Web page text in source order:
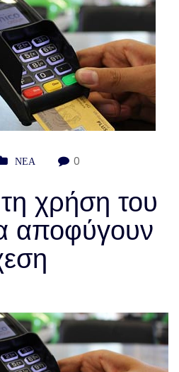
ΝΕΑ 0
χρήση του
αποφύγουν